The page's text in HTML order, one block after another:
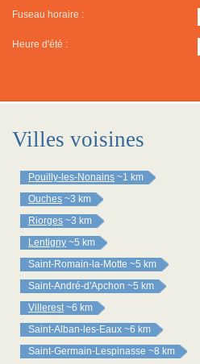
Fuseau horaire :
Heure d'été :
Villes voisines
Pouilly-les-Nonains ~1 km
Ouches ~3 km
Riorges ~3 km
Lentigny ~5 km
Saint-Romain-la-Motte ~5 km
Saint-André-d'Apchon ~5 km
Villerest ~6 km
Saint-Alban-les-Eaux ~6 km
Saint-Germain-Lespinasse ~8 km